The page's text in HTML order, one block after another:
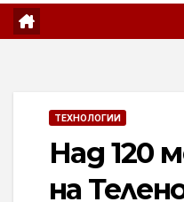
ТЕХНОЛОГИИ
Над 120
на